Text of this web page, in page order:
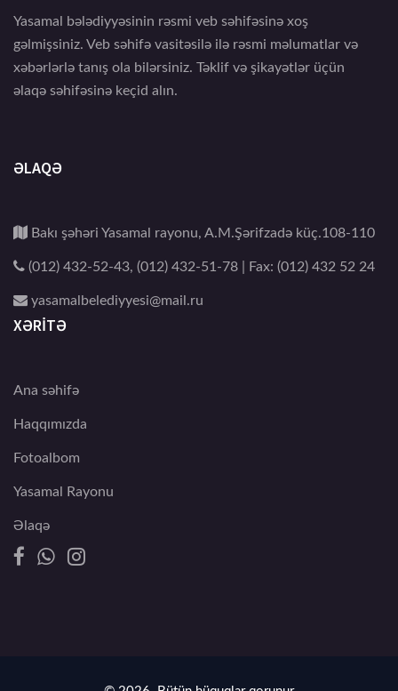
Yasamal bələdiyyəsinin rəsmi veb səhifəsinə xoş
gəlmişsiniz. Veb səhifə vasitəsilə ilə rəsmi məlumatlar və
xəbərlərlə tanış ola bilərsiniz. Təklif və şikayətlər üçün
əlaqə səhifəsinə keçid alın.
ƏLAQƏ
Bakı şəhəri Yasamal rayonu, A.M.Şərifzadə küç.108-110
(012) 432-52-43, (012) 432-51-78 | Fax: (012) 432 52 24
yasamalbelediyyesi@mail.ru
XƏRİTƏ
Ana səhifə
Haqqımızda
Fotoalbom
Yasamal Rayonu
Əlaqə